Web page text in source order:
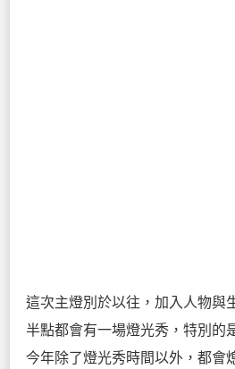
這次主燈別於以往，加入人物與
半點都會有一場燈光秀，特別的
今年除了燈光秀時間以外，都會